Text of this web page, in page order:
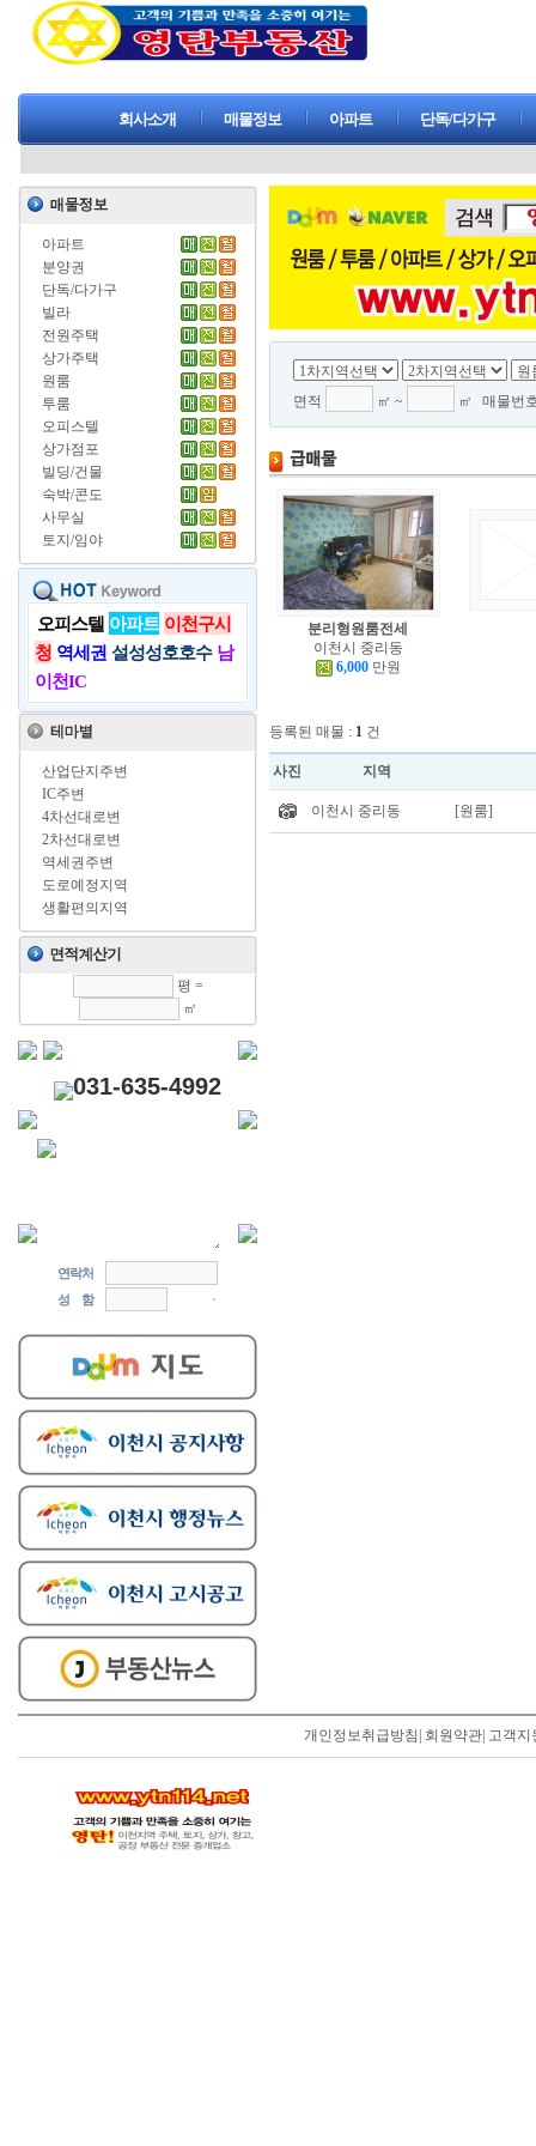
회사소개 매물정보 아파트 단독/다가구
아파트
분양권
단독/다가구
빌라
전원주택
상가주택
원룸
투룸
오피스텔
상가점포
빌딩/건물
숙박/콘도
사무실
토지/임야
오피스텔 아파트 이천구시
청 역세권 설성성호호수 남
이천IC
산업단지주변
IC주변
4차선대로변
2차선대로변
역세권주변
도로예정지역
생활편의지역
평 =
㎡
031-635-4992
연락처
성 함
면적 ㎡ ~ ㎡ 매물번
분리형원룸전세
이천시 중리동
6,000 만원
등록된 매물 : 1 건
사진 지역
이천시 중리동 [원룸]
개인정보취급방침 회원약관| 고객지